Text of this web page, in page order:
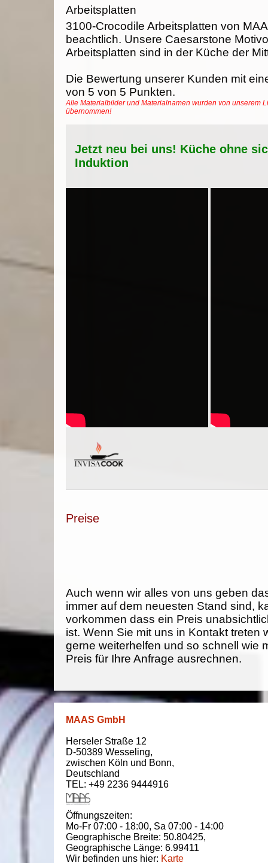
Arbeitsplatten
3100-Crocodile Arbeitsplatten von
beachtlich. Unsere Caesarstone
Arbeitsplatten sind in der Küche der
Die Bewertung unserer Kunden mit
von 5 von 5 Punkten.
Alle Materialbilder und Materialnamen wurden von unserem
übernommen!
Jetzt neu bei uns! Küche ohne
Induktion
Preise
Auch wenn wir alles von uns geben
immer auf dem neuesten Stand sind,
vorkommen dass ein Preis
ist. Wenn Sie mit uns in Kontakt treten
gerne weiterhelfen und so schnell wie
Preis für Ihre Anfrage ausrechnen.
MAAS GmbH
Herseler Straße 12
D-50389 Wesseling,
zwischen Köln und Bonn,
Deutschland
TEL: +49 2236 9444916
Öffnungszeiten:
Mo-Fr 07:00 - 18:00, Sa 07:00 - 14:00
Geographische Breite: 50.80425,
Geographische Länge: 6.99411
Wir befinden uns hier: Karte